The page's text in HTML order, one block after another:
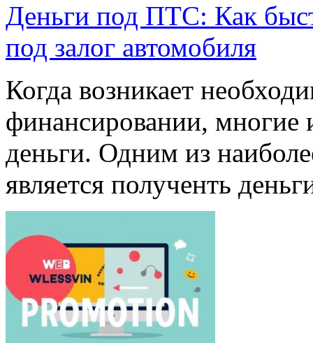
Деньги под ПТС: Как
под залог автомобиля
Когда возникает
финансировании, многие
деньги. Одним из
является полученть